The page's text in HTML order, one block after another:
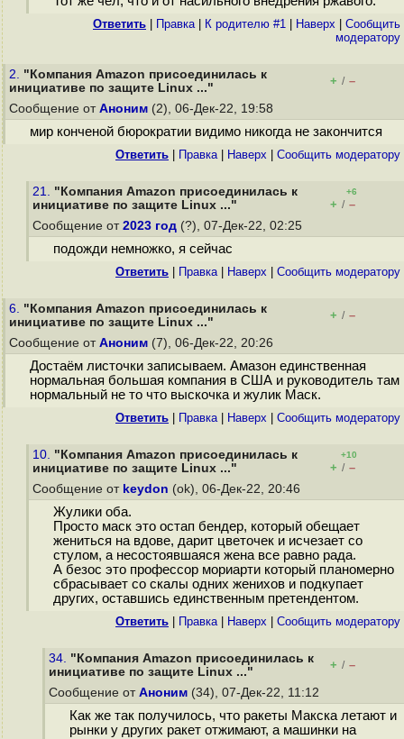
Ответить Правка| К родителю #1 Наверх
Cообщить
модератору
2. "Компания Amazon присоединилась к
инициативе по защите Linux ..."
+ / –
Сообщение от Аноним (2), 06-Дек-22, 19:58
мир конченой бюрократии видимо никогда не закончится
Ответить Правка| Наверх Cообщить модератору
21. "Компания Amazon присоединилась к
инициативе по защите Linux ..."
+6
+ / –
Сообщение от 2023 год (?), 07-Дек-22, 02:25
подожди немножко, я сейчас
Ответить Правка| Наверх Cообщить модератору
6. "Компания Amazon присоединилась к
инициативе по защите Linux ..."
+ / –
Сообщение от Аноним (7), 06-Дек-22, 20:26
Достаём листочки записываем. Амазон единственная
нормальная большая компания в США и руководитель там
нормальный не то что выскочка и жулик Маск.
Ответить Правка| Наверх Cообщить модератору
10. "Компания Amazon присоединилась к
инициативе по защите Linux ..."
+10
+ / –
Сообщение от keydon (ok), 06-Дек-22, 20:46
Жулики оба.
Просто маск это остап бендер, который обещает
жениться на вдове, дарит цветочек и исчезает со
стулом, а несостоявшаяся жена все равно рада.
А безос это профессор мориарти который планомерно
сбрасывает со скалы одних женихов и подкупает
других, оставшись единственным претендентом.
Ответить Правка| Наверх Cообщить модератору
34. "Компания Amazon присоединилась к
инициативе по защите Linux ..."
+ / –
Сообщение от Аноним (34), 07-Дек-22, 11:12
Как же так получилось, что ракеты Макска летают и
рынки у других ракет отжимают, а машинки на